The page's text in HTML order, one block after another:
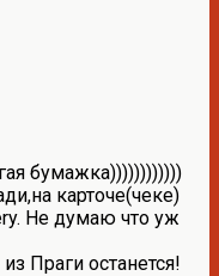
бумажка))))))))))))
карточе(чеке)
Не думаю что уж
Праги останется!